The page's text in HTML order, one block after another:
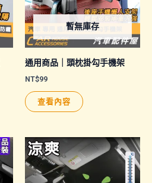
暫無庫存
通用商品｜頭枕掛勾手機架
NT$99
查看內容